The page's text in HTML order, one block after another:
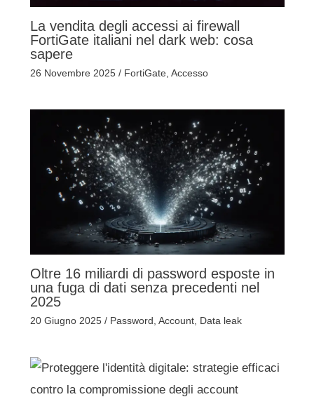
La vendita degli accessi ai firewall
FortiGate italiani nel dark web: cosa
sapere
26 Novembre 2025 / FortiGate, Accesso
Oltre 16 miliardi di password esposte in
una fuga di dati senza precedenti nel
2025
20 Giugno 2025 / Password, Account, Data leak